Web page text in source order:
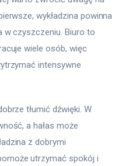
wykładzina powinna
w czyszczeniu. Biuro to
wiele osób, więc
intensywne
tłumić dźwięki. W
a hałas może
z dobrymi
utrzymać spokój i